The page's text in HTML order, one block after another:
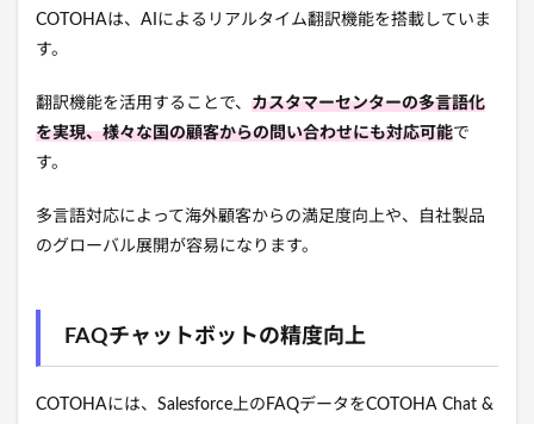
COTOHAは、AIによるリアルタイム翻訳機能を搭載していま
す。
翻訳機能を活用することで、 カスタマーセンターの多言語化
を実現、様々な国の顧客からの問い合わせにも対応可能で
す。
多言語対応によって海外顧客からの満足度向上や、自社製品
のグローバル展開が容易になります。
FAQチャットボットの精度向上
COTOHAには、Salesforce上のFAQデータをCOTOHA Chat &